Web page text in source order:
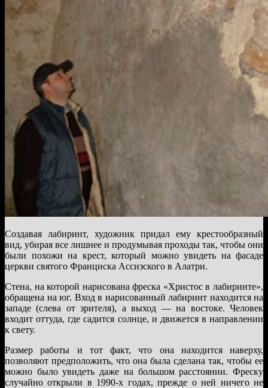
Создавая лабиринт, художник придал ему крестообразный
вид, убирая все лишнее и продумывая проходы так, чтобы они
были похожи на крест, который можно увидеть на фасаде
церкви святого Франциска Ассизского в Алатри.
Стена, на которой нарисована фреска «Христос в лабиринте»,
обращена на юг. Вход в нарисованный лабиринт находится на
западе (слева от зрителя), а выход — на востоке. Человек
входит оттуда, где садится солнце, и движется в направлении
к свету.
Размер работы и тот факт, что она находится наверху,
позволяют предположить, что она была сделана так, чтобы ее
можно было увидеть даже на большом расстоянии. Фреску
случайно открыли в 1990-х годах, прежде о ней ничего не